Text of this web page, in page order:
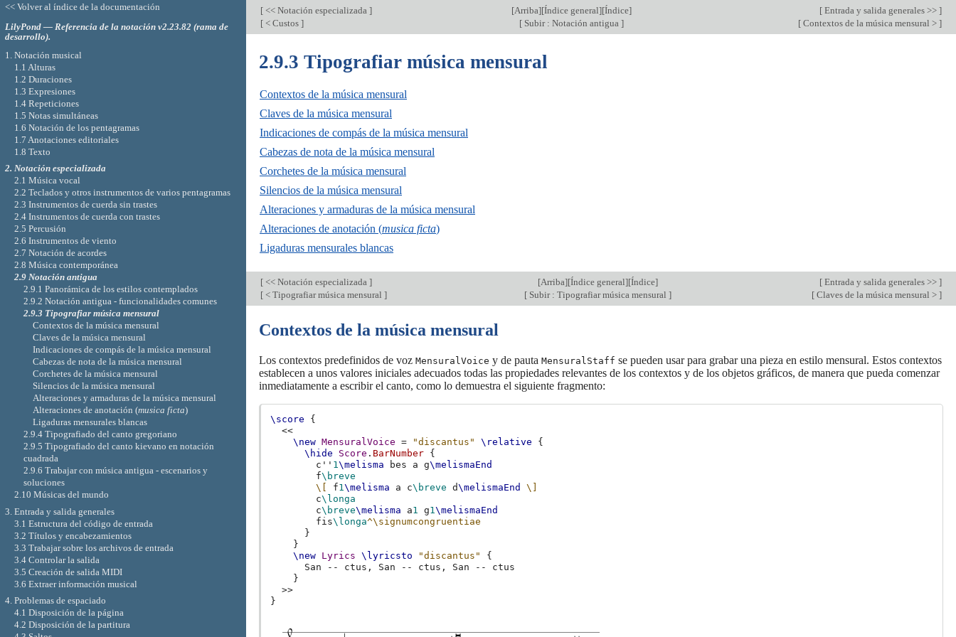
[ << Notación especializada ] [Arriba][Índice general][Índice] [ Entrada y salida generales >> ]
[ < Custos ] [ Subir : Notación antigua ] [ Contextos de la música mensural > ]
2.9.3 Tipografiar música mensural
Contextos de la música mensural
Claves de la música mensural
Indicaciones de compás de la música mensural
Cabezas de nota de la música mensural
Corchetes de la música mensural
Silencios de la música mensural
Alteraciones y armaduras de la música mensural
Alteraciones de anotación (musica ficta)
Ligaduras mensurales blancas
[ << Notación especializada ] [Arriba][Índice general][Índice] [ Entrada y salida generales >> ]
[ < Tipografiar música mensural ] [Subir : Tipografiar música mensural ] [ Claves de la música mensural > ]
Contextos de la música mensural
Los contextos predefinidos de voz MensuralVoice y de pauta MensuralStaff se pueden usar para grabar una pieza en estilo mensural. Estos contextos
establecen a unos valores iniciales adecuados todas las propiedades relevantes de los contextos y de los objetos gráficos, de manera que pueda comenzar
inmediatamente a escribir el canto, como lo demuestra el siguiente fragmento:
\score
{
<<
\new MensuralVoice = "discantus" \relative
{
\hide
Score . BarNumber {
c'' 1\melisma bes a g\melismaEnd
f\breve
\[
f1\melisma a c\breve d\melismaEnd
\]
c\longa
c\breve\melisma a1 g1\melismaEnd
fis\longa^\signumcongruentiae
}
}
\new Lyrics \lyricsto "discantus"
{
San
-- ctus , San -- ctus , San --
ctus
}
>>
}
<< Volver al índice de la documentación
LilyPond — Referencia de la notación v2.23.82 (rama de
desarrollo).
1. Notación musical
1.1 Alturas
1.2 Duraciones
1.3 Expresiones
1.4 Repeticiones
1.5 Notas simultáneas
1.6 Notación de los pentagramas
1.7 Anotaciones editoriales
1.8 Texto
2. Notación especializada
2.1 Música vocal
2.2 Teclados y otros instrumentos de varios pentagramas
2.3 Instrumentos de cuerda sin trastes
2.4 Instrumentos de cuerda con trastes
2.5 Percusión
2.6 Instrumentos de viento
2.7 Notación de acordes
2.8 Música contemporánea
2.9 Notación antigua
2.9.1 Panorámica de los estilos contemplados
2.9.2 Notación antigua - funcionalidades comunes
2.9.3 Tipografiar música mensural
Contextos de la música mensural
Claves de la música mensural
Indicaciones de compás de la música mensural
Cabezas de nota de la música mensural
Corchetes de la música mensural
Silencios de la música mensural
Alteraciones y armaduras de la música mensural
Alteraciones de anotación (musica ficta)
Ligaduras mensurales blancas
2.9.4 Tipografiado del canto gregoriano
2.9.5 Tipografiado del canto kievano en notación
cuadrada
2.9.6 Trabajar con música antigua - escenarios y
soluciones
2.10 Músicas del mundo
3. Entrada y salida generales
3.1 Estructura del código de entrada
3.2 Títulos y encabezamientos
3.3 Trabajar sobre los archivos de entrada
3.4 Controlar la salida
3.5 Creación de salida MIDI
3.6 Extraer información musical
4. Problemas de espaciado
4.1 Disposición de la página
4.2 Disposición de la partitura